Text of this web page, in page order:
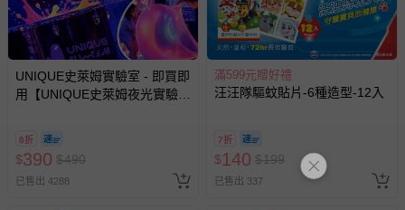
帶束縛衣、餐搖椅等）。
-其他原廠盒裝商品封口處已貼上「不可拆封」，或具警
示字句等說明貼紙、封條者。
國際航空、客運、訂房等服務。
其他常見問題：
UNIQUE史萊姆實驗室 - 即買即
用【UNIQUE史萊姆夜光實驗室
訂單編號兌換，逾期作廢) (大
人小孩均一價(3歲以上需購票))
8折
$390 $490
已售出 4288
滿599元贈好禮
汪汪隊驅蚊貼片-6種造型-12入
7折
$140 $199
已售出 337